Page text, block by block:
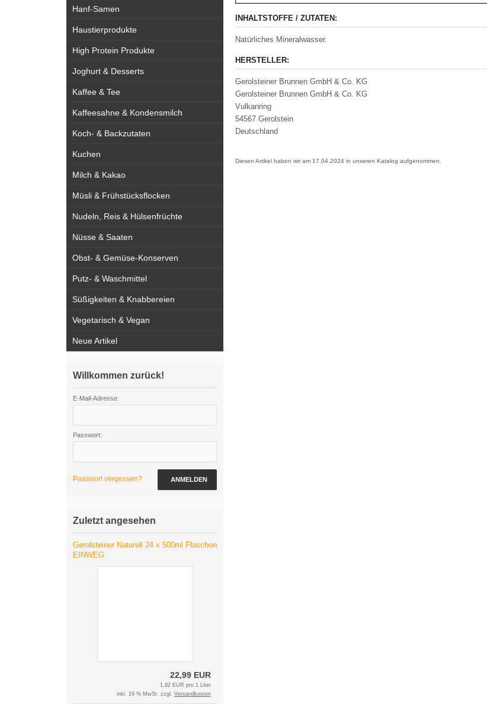
INHALTSTOFFE / ZUTATEN:
Natürliches Mineralwasser.
HERSTELLER:
Gerolsteiner Brunnen GmbH & Co. KG
Gerolsteiner Brunnen GmbH & Co. KG
Vulkanring
54567 Gerolstein
Deutschland
Diesen Artikel haben wir am 17.04.2024 in unseren Katalog aufgenommen.
Hanf-Samen
Haustierprodukte
High Protein Produkte
Joghurt & Desserts
Kaffee & Tee
Kaffeesahne & Kondensmilch
Koch- & Backzutaten
Kuchen
Milch & Kakao
Müsli & Frühstücksflocken
Nudeln, Reis & Hülsenfrüchte
Nüsse & Saaten
Obst- & Gemüse-Konserven
Putz- & Waschmittel
Süßigkeiten & Knabbereien
Vegetarisch & Vegan
Neue Artikel
Willkommen zurück!
E-Mail-Adresse:
Passwort:
Passwort vergessen? ANMELDEN
Zuletzt angesehen
Gerolsteiner Naturell 24 x 500ml Flaschen
EINWEG
22,99 EUR
1,92 EUR pro 1 Liter
inkl. 19 % MwSt. zzgl. Versandkosten